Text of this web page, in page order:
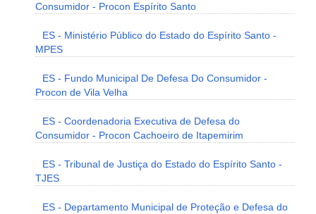
Consumidor - Procon Espírito Santo
ES - Ministério Público do Estado do Espírito Santo -
MPES
ES - Fundo Municipal De Defesa Do Consumidor -
Procon de Vila Velha
ES - Coordenadoria Executiva de Defesa do
Consumidor - Procon Cachoeiro de Itapemirim
ES - Tribunal de Justiça do Estado do Espírito Santo -
TJES
ES - Departamento Municipal de Proteção e Defesa do